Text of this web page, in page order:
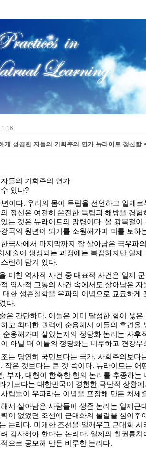
게 성공한 자들의 기회주의 연가 뉴라이트 청산할
들의 기회주의 연가
있나?
이다. 우리의 몸이 독립을 선언하고 일제
정신은 여전히 온전한 독립과 해방을 경
는 것은 뉴라이트의 망령이다. 올 광복절
국의 원년이 되기를 소원해가며 피를 토하
국사에서 마지막까지 잘 살아남은 극우파
세술이 생성되는 과정에는 복잡하지만 일
란히 담겨 있다.
미친 역사적 사건 중 대표적 사건은 일제
역사적 고통의 사건 속에서도 살아남은
대한 생존철학을 우파의 이념으로 교묘하게
다.
은 간단하다. 이들은 이미 달성한 힘이 옳
고 최대한 권력에 순응해서 이들의 후견을
순응해가며 살았는지의 정당화 논리는 사후
아닐 때 이들의 정당화는 비루하고 견강부
는 당연히 국민보다는 국가, 사회주의보다
작은 것보다는 큰 것 쪽이다. 뉴라이트는 어
, 부자, 대형이 함축한 힘의 논리를 추종하는
기보다는 대한민국이 경험한 극단적 상황
람들이 우파라는 이념을 포장해 만든 처세
서 살아남은 사람들이 생존 논리는 일제근
이 없었던 조선에 근대화의 물결을 심어주
논리다. 미개한 조선을 일깨우고 근대화
감사해야 한다는 논리다. 일제의 철권통
으로 공모해 만든 비루한 논리다.